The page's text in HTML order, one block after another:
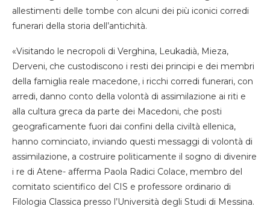
allestimenti delle tombe con alcuni dei più iconici corredi
funerari della storia dell’antichità.
«Visitando le necropoli di Verghina, Leukadià, Mieza,
Derveni, che custodiscono i resti dei principi e dei membri
della famiglia reale macedone, i ricchi corredi funerari, con
arredi, danno conto della volontà di assimilazione ai riti e
alla cultura greca da parte dei Macedoni, che posti
geograficamente fuori dai confini della civiltà ellenica,
hanno cominciato, inviando questi messaggi di volontà di
assimilazione, a costruire politicamente il sogno di divenire
i re di Atene- afferma Paola Radici Colace, membro del
comitato scientifico del CIS e professore ordinario di
Filologia Classica presso l’Università degli Studi di Messina.